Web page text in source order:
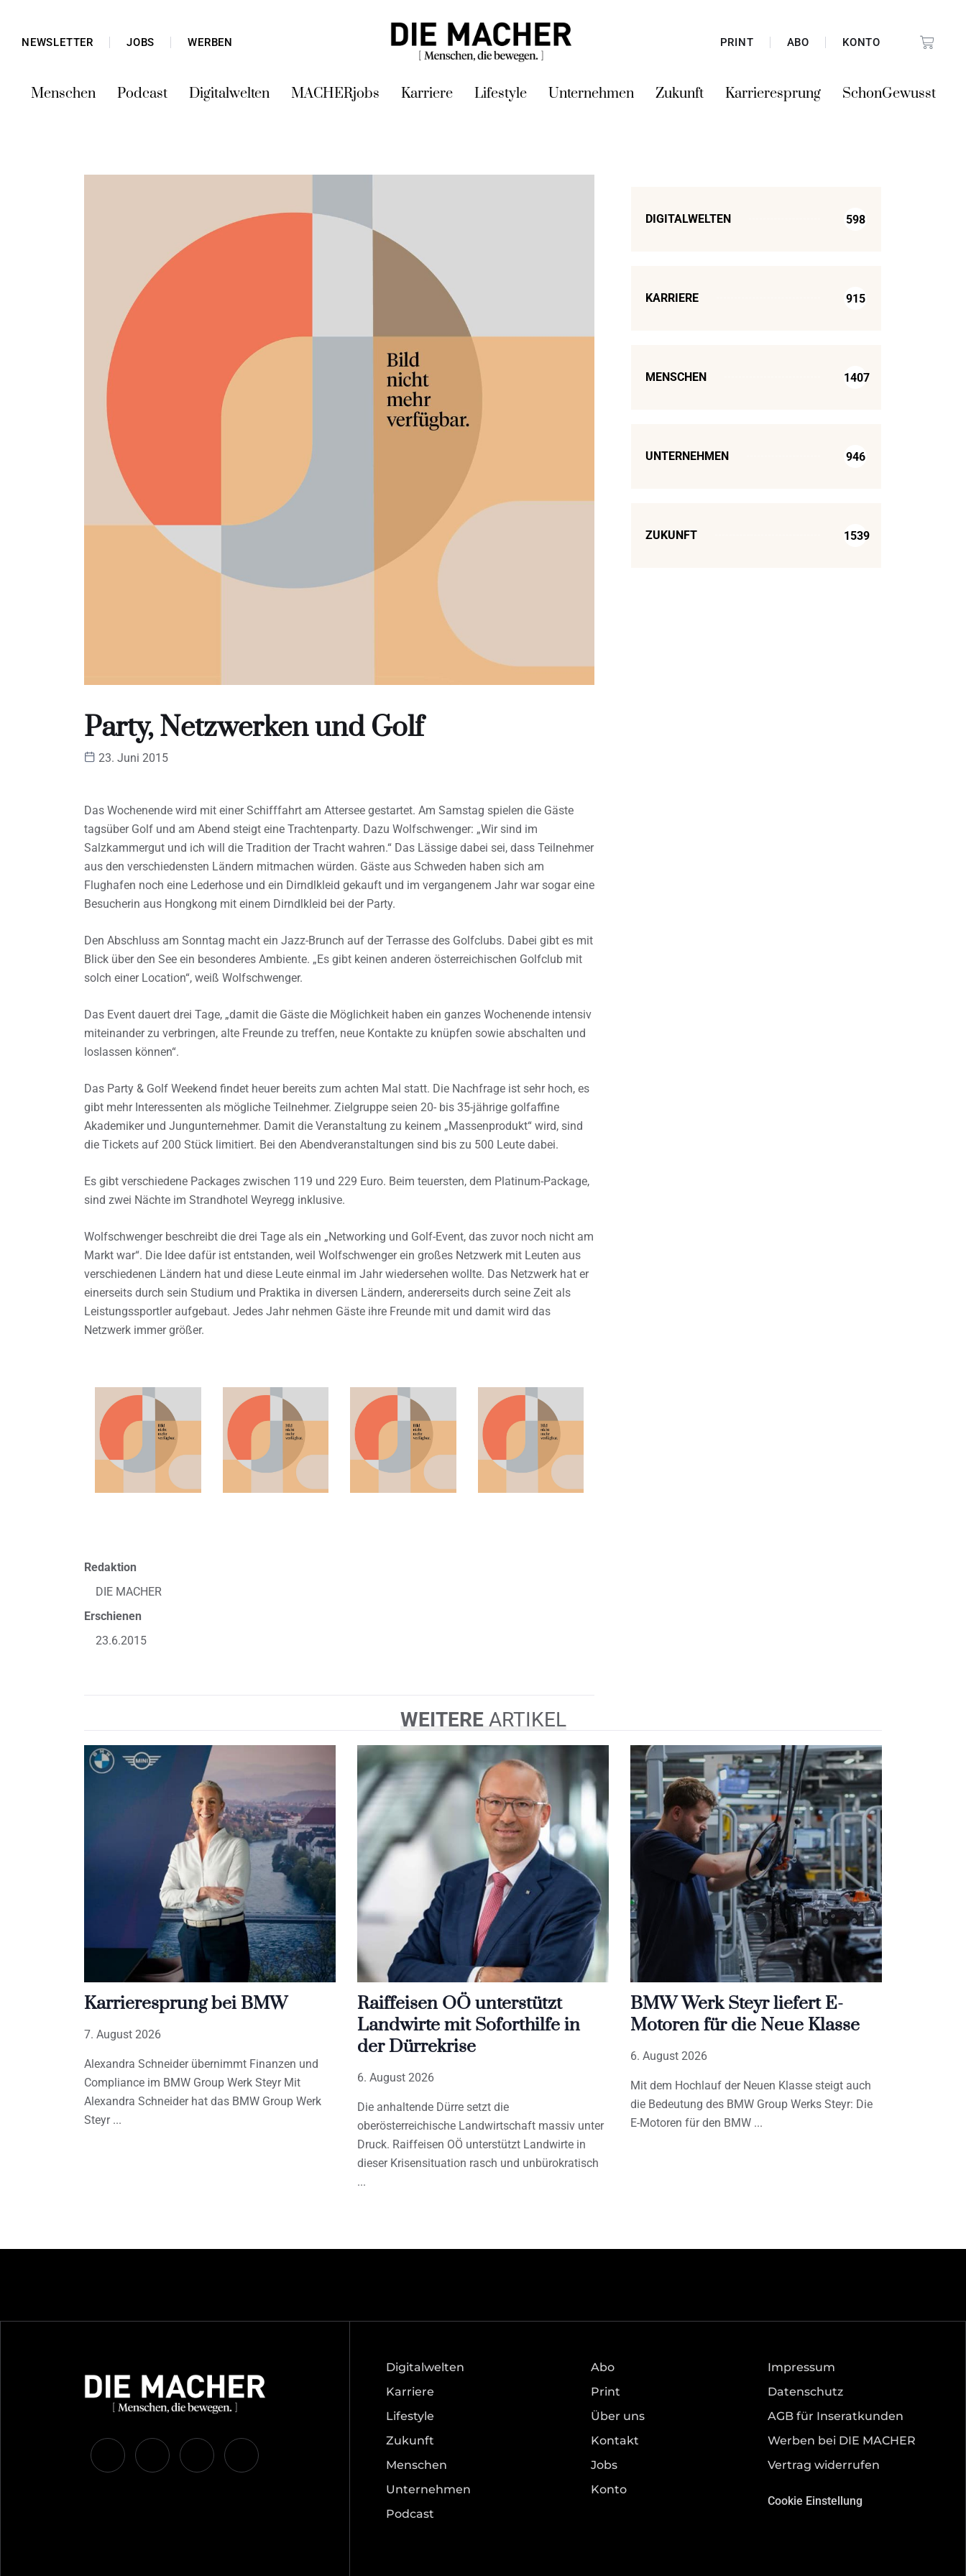
NEWSLETTER JOBS WERBEN PRINT ABO KONTO
Menschen Podcast Digitalwelten MACHERjobs Karriere Lifestyle Unternehmen Zukunft Karrieresprung SchonGewusst
Party, Netzwerken und Golf
23. Juni 2015
Das Wochenende wird mit einer Schifffahrt am Attersee gestartet. Am Samstag spielen die Gäste
tagsüber Golf und am Abend steigt eine Trachtenparty. Dazu Wolfschwenger: „Wir sind im
Salzkammergut und ich will die Tradition der Tracht wahren.“ Das Lässige dabei sei, dass Teilnehmer
aus den verschiedensten Ländern mitmachen würden. Gäste aus Schweden haben sich am
Flughafen noch eine Lederhose und ein Dirndlkleid gekauft und im vergangenem Jahr war sogar eine
Besucherin aus Hongkong mit einem Dirndlkleid bei der Party.
Den Abschluss am Sonntag macht ein Jazz-Brunch auf der Terrasse des Golfclubs. Dabei gibt es mit
Blick über den See ein besonderes Ambiente. „Es gibt keinen anderen österreichischen Golfclub mit
solch einer Location“, weiß Wolfschwenger.
Das Event dauert drei Tage, „damit die Gäste die Möglichkeit haben ein ganzes Wochenende intensiv
miteinander zu verbringen, alte Freunde zu treffen, neue Kontakte zu knüpfen sowie abschalten und
loslassen können“.
Das Party & Golf Weekend findet heuer bereits zum achten Mal statt. Die Nachfrage ist sehr hoch, es
gibt mehr Interessenten als mögliche Teilnehmer. Zielgruppe seien 20- bis 35-jährige golfaffine
Akademiker und Jungunternehmer. Damit die Veranstaltung zu keinem „Massenprodukt“ wird, sind
die Tickets auf 200 Stück limitiert. Bei den Abendveranstaltungen sind bis zu 500 Leute dabei.
Es gibt verschiedene Packages zwischen 119 und 229 Euro. Beim teuersten, dem Platinum-Package,
sind zwei Nächte im Strandhotel Weyregg inklusive.
Wolfschwenger beschreibt die drei Tage als ein „Networking und Golf-Event, das zuvor noch nicht am
Markt war“. Die Idee dafür ist entstanden, weil Wolfschwenger ein großes Netzwerk mit Leuten aus
verschiedenen Ländern hat und diese Leute einmal im Jahr wiedersehen wollte. Das Netzwerk hat er
einerseits durch sein Studium und Praktika in diversen Ländern, andererseits durch seine Zeit als
Leistungssportler aufgebaut. Jedes Jahr nehmen Gäste ihre Freunde mit und damit wird das
Netzwerk immer größer.
Redaktion
DIE MACHER
Erschienen
23.6.2015
DIGITALWELTEN 598
KARRIERE 915
MENSCHEN 1407
UNTERNEHMEN 946
ZUKUNFT 1539
WEITEREARTIKEL
Karrieresprung bei BMW
7. August 2026
Alexandra Schneider übernimmt Finanzen und
Compliance im BMW Group Werk Steyr Mit
Alexandra Schneider hat das BMW Group Werk
Steyr
Raiffeisen OÖ unterstützt
Landwirte mit Soforthilfe in
der Dürrekrise
6. August 2026
Die anhaltende Dürre setzt die
oberösterreichische Landwirtschaft massiv unter
Druck. Raiffeisen OÖ unterstützt Landwirte in
dieser Krisensituation rasch und unbürokratisch
BMW Werk Steyr liefert E-
Motoren für die Neue Klasse
6. August 2026
Mit dem Hochlauf der Neuen Klasse steigt auch
die Bedeutung des BMW Group Werks Steyr: Die
E-Motoren für den BMW
Digitalwelten
Karriere
Lifestyle
Zukunft
Menschen
Unternehmen
Podcast
Abo
Print
Über uns
Kontakt
Jobs
Konto
Impressum
Datenschutz
AGB für Inseratkunden
Werben bei DIE MACHER
Vertrag widerrufen
Cookie Einstellung